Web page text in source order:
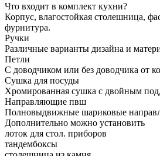
Что входит в комплект кухни?
Корпус, влагостойкая столешница,
фурнитура.
Ручки
Различные варианты дизайна и
Петли
С доводчиком или без доводчика от
Сушка для посуды
Хромированная сушка с двойным
Направляющие пвш
Полновыдвижные шариковые
Дополнительно можно установить
лоток для стол. приборов
тандембоксы